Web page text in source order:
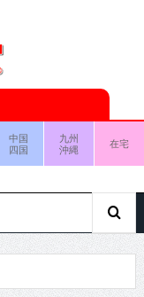
中国
四国
九州
沖縄
在宅